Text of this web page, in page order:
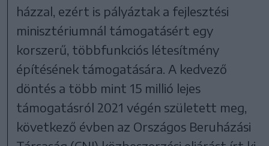
házzal, ezért is pályáztak a fejlesztési
minisztériumnál támogatásért egy
korszerű, többfunkciós létesítmény
építésének támogatására. A kedvező
döntés a több mint 15 millió lejes
támogatásról 2021 végén született meg,
következő évben az Országos Beruházási